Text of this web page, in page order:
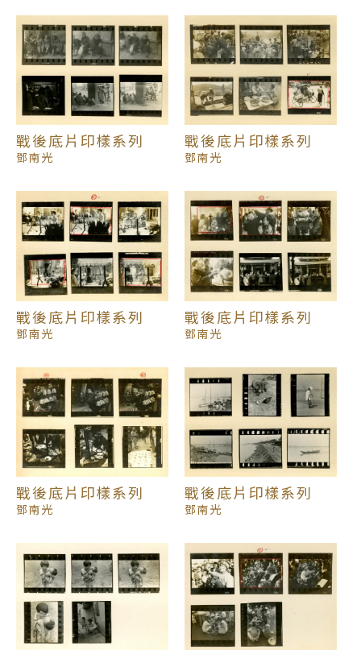
方式，控制攝影活動以及攝影器材配發；鄧南光於
1944、1945年獲第一、二屆「台灣總督府登錄寫真
家」許可證，得以在公共場合攝影，繼續拍攝工作。
1945年因戰事而關閉店面回北埔故居疏散。
1946年，戰爭結束後鄧南光返回台北，於衡陽路開設
組「萊卡俱樂部」。1948年台灣新生報舉辦三周年攝
影比賽，當時由張才獲第一名，鄧南光、李鳴鵰同列
第二，「三劍客」的名聲因此不脛而走。鄧南光於戰
後陸續擔任「台灣文化協進會」攝影委員會主任委
員、「自由中國美術展覽會」攝影審查委員等。
賽」以提倡寫實攝影。1953年，為提倡更自由新穎的
攝影風格，與李釣綸等創辦「自由影展」，每周舉行
一次攝影講習，每月舉行一次作品觀摩會，隔年第一
屆「自由影展」於臺北美而廉畫廊展出，此後每年接
續展覽。1953年擔任「中國攝影學會」在台復會發起
人之一，並協助「台北市攝影學會」成立。1960年照
相器材行因營運困難而關閉，進入台北「美國海軍第
二醫學研究所」負責醫學攝影工作。1963年「台灣省
織。1971年6月17日因心臟病突發逝世。
1986年，鄧南光的作品於《光華》雜誌「鄧南光—浪
漫且落寞底靈魂」一文中刊登，受到各界再重視，而
戰後底片印樣系列
鄧南光
戰後底片印樣系列
鄧南光
戰後底片印樣系列
鄧南光
戰後底片印樣系列
鄧南光
戰後底片印樣系列
鄧南光
戰後底片印樣系列
鄧南光